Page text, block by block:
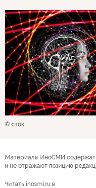
© сток
Материалы ИноСМИ содержат
и не отражают позицию
Читать inosmi.ru в